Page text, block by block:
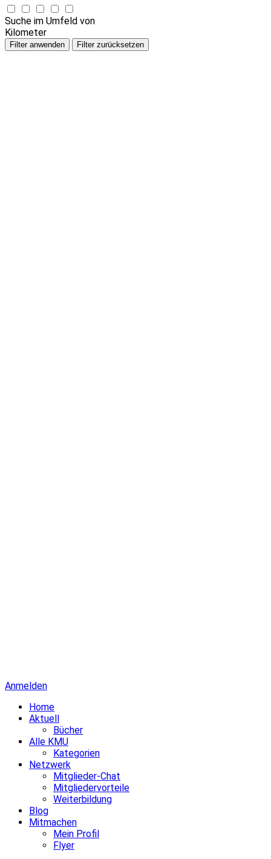
Suche im Umfeld von
Kilometer
Filter anwenden Filter zurücksetzen
Anmelden
Home
Aktuell
Bücher
Alle KMU
Kategorien
Netzwerk
Mitglieder-Chat
Mitgliedervorteile
Weiterbildung
Blog
Mitmachen
Mein Profil
Flyer